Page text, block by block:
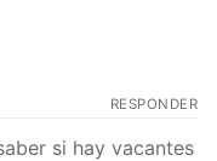
RESPONDER
si hay vacantes